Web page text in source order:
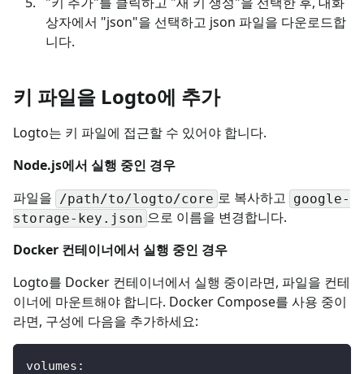
상자에서 "json"을 선택하고 json 파일을 다운로드합
니다.
키 파일을 Logto에 추가
Logto는 키 파일에 접근할 수 있어야 합니다.
Node.js에서 실행 중인 경우
파일을
/path/to/logto/core 로 복사하고 google-
storage-key.json 으로 이름을 변경합니다.
Docker 컨테이너에서 실행 중인 경우
Logto를 Docker 컨테이너에서 실행 중이라면, 파일을 컨테
이너에 마운트해야 합니다. Docker Compose를 사용 중이
라면, 구성에 다음을 추가하세요:
volumes :